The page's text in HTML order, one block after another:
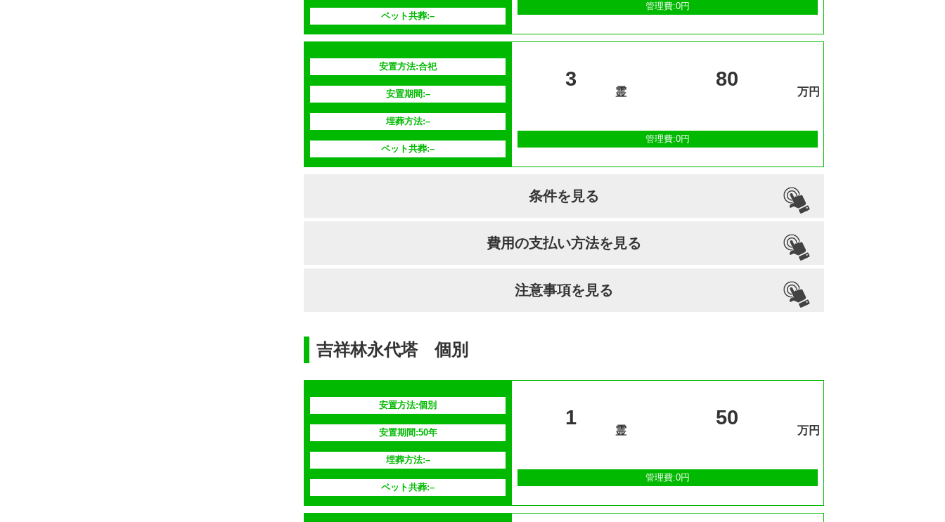
ペット共葬:–
管理費:0円
安置方法:合祀
安置期間:–
埋葬方法:–
ペット共葬:–
3
霊
80
万円
管理費:0円
条件を見る
生前申込
費用の支払い方法を見る
注意事項を見る
安置期間経過後 –
供養方法 –
継承者の有無 –
吉祥林永代塔 個別
安置方法:個別
安置期間:50年
埋葬方法:–
ペット共葬:–
1
霊
50
万円
管理費:0円